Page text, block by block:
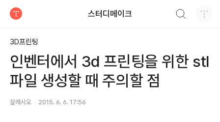
스터디메이크
3D프린팅
인벤터에서 3d 프린팅을 위한 stl
파일 생성할 때 주의할 점
살레시오 2015. 6. 6. 17:56